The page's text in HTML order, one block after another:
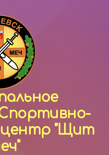
центр "Щит